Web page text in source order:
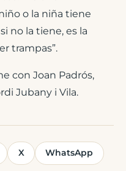
o la niña tiene
no la tiene, es la
trampas”.
con Joan Padrós,
Jubany i Vila.
X WhatsApp